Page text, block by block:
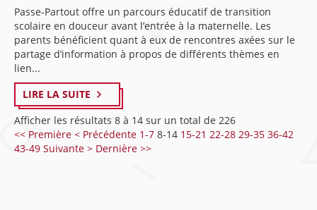
Passe-Partout offre un parcours éducatif de transition
scolaire en douceur avant l’entrée à la maternelle. Les
parents bénéficient quant à eux de rencontres axées sur le
partage d’information à propos de différents thèmes en
lien...
LIRE LA SUITE
Afficher les résultats 8 à 14 sur un total de 226
<< Première < Précédente 1-7 8-14 15-21 22-28 29-35 36-42
43-49 Suivante > Dernière >>